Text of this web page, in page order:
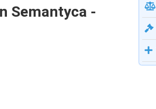
Semantyca -